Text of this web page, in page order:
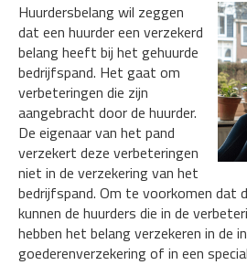
Huurdersbelang wil zeggen
dat een huurder een verzekerd
belang heeft bij het gehuurde
bedrijfspand. Het gaat om
verbeteringen die zijn
aangebracht door de huurder.
De eigenaar van het pand
verzekert deze verbeteringen
niet in de verzekering van het
bedrijfspand. Om te voorkomen dat
kunnen de huurders die in de
hebben het belang verzekeren in de
goederenverzekering of in een